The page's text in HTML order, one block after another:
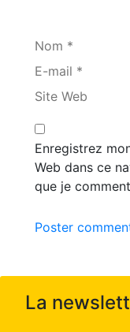
Nom *
E-mail *
Site Web
Enregistrez
Web dans ce
que je
Poster
La